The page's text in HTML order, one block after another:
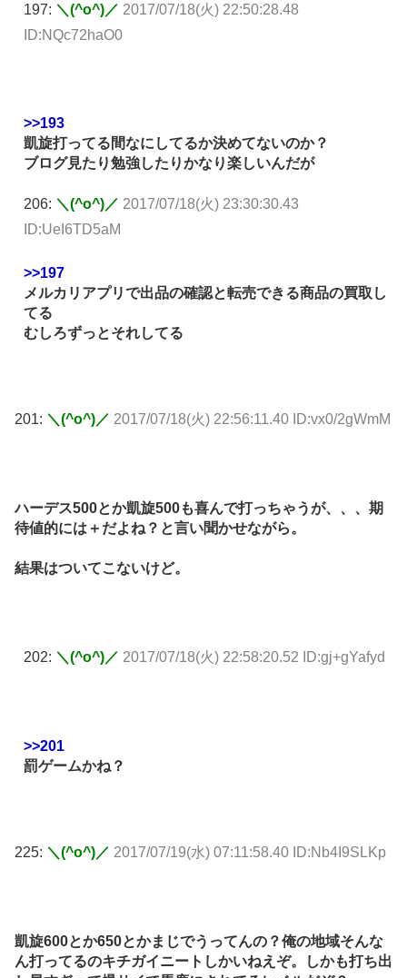
197: ＼(^o^)／ 2017/07/18(火) 22:50:28.48
ID:NQc72haO0
>>193
凱旋打ってる間なにしてるか決めてないのか？
ブログ見たり勉強したりかなり楽しいんだが
206: ＼(^o^)／ 2017/07/18(火) 23:30:30.43
ID:UeI6TD5aM
>>197
メルカリアプリで出品の確認と転売できる商品の買取し
てる
むしろずっとそれしてる
201: ＼(^o^)／ 2017/07/18(火) 22:56:11.40 ID:vx0/2gWmM
ハーデス500とか凱旋500も喜んで打っちゃうが、、、期
待値的には＋だよね？と言い聞かせながら。
結果はついてこないけど。
202: ＼(^o^)／ 2017/07/18(火) 22:58:20.52 ID:gj+gYafyd
>>201
罰ゲームかね？
225: ＼(^o^)／ 2017/07/19(水) 07:11:58.40 ID:Nb4I9SLKp
凱旋600とか650とかまじでうってんの？俺の地域そんな
ん打ってるのキチガイニートしかいねえぞ。しかも打ち出